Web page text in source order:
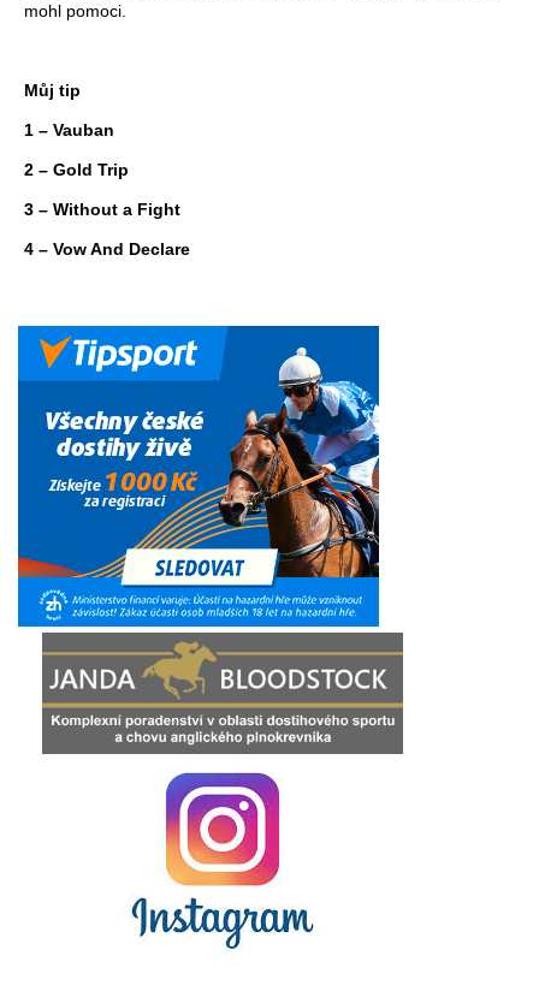
mohl pomoci.
Můj tip
1 – Vauban
2 – Gold Trip
3 – Without a Fight
4 – Vow And Declare